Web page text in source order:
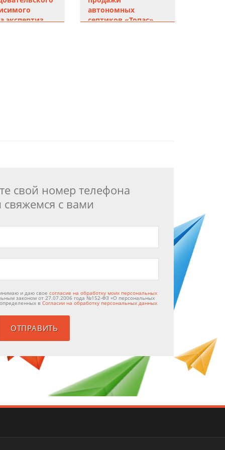
экспертиз
автономных
септиков «Топас»
свой номер телефона
с вами
и даю свое согласие на обработку моих персональных
законом от 27.07.2006 года №152-ФЗ «О персональных
в Согласии на обработку персональных данных